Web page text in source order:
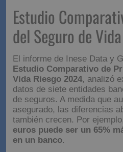
Estudio
del Seguro de
El informe de Inese Data y
Estudio Comparativo de
Vida Riesgo 2024, analizó
datos de siete entidades
de seguros. A medida que
asegurado, las diferencias
también crecen. Por ejemplo,
euros puede ser un 65%
en un banco.